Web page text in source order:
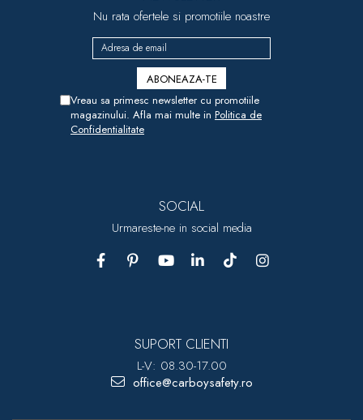
Nu rata ofertele si promotiile noastre
Vreau sa primesc newsletter cu promotiile
magazinului. Afla mai multe in Politica de
Confidentialitate
SOCIAL
Urmareste-ne in social media
SUPORT CLIENTI
L-V: 08.30-17.00
office@carboysafety.ro